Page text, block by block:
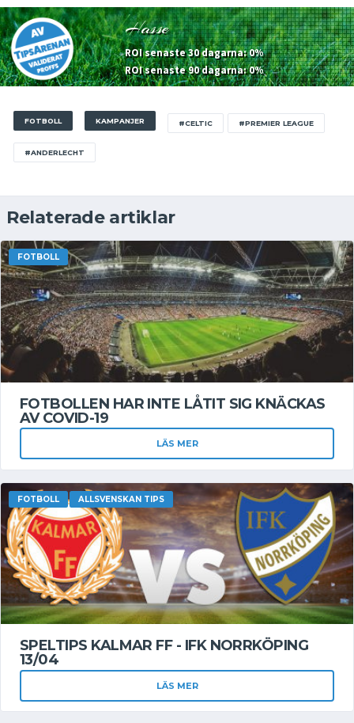
Hasse
ROI senaste 30 dagarna: 0%
ROI senaste 90 dagarna: 0%
FOTBOLL KAMPANJER #CELTIC #PREMIER LEAGUE
#ANDERLECHT
Relaterade artiklar
FOTBOLL
FOTBOLLEN HAR INTE LÅTIT SIG KNÄCKAS
AV COVID-19
LÄS MER
FOTBOLL ALLSVENSKAN TIPS
SPELTIPS KALMAR FF - IFK NORRKÖPING
13/04
LÄS MER